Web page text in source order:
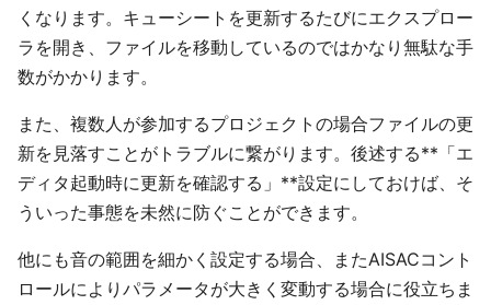
くなります。キューシートを更新するたびにエクスプロー
ラを開き、ファイルを移動しているのではかなり無駄な手
数がかかります。
また、複数人が参加するプロジェクトの場合ファイルの更
新を見落すことがトラブルに繋がります。後述する**「エ
ディタ起動時に更新を確認する」**設定にしておけば、そ
ういった事態を未然に防ぐことができます。
他にも音の範囲を細かく設定する場合、またAISACコント
ロールによりパラメータが大きく変動する場合に役立ちま